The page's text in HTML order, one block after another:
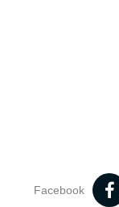
Facebook